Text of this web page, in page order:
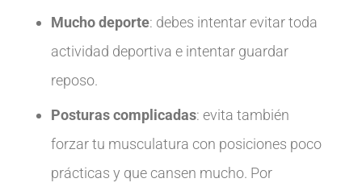
Mucho deporte: debes intentar evitar toda
actividad deportiva e intentar guardar
reposo.
Posturas complicadas: evita también
forzar tu musculatura con posiciones poco
prácticas y que cansen mucho. Por